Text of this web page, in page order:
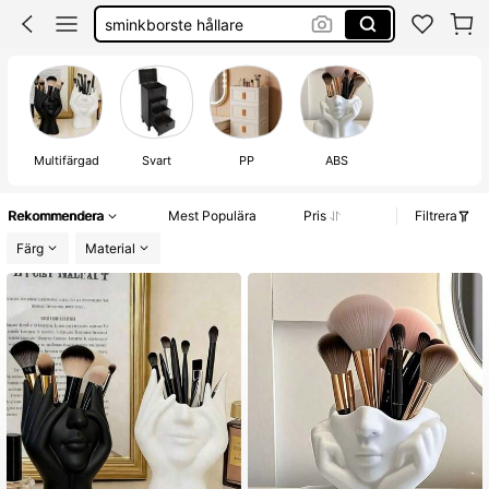
sminkbord
smink förvaring
Multifärgad Svart PP ABS
Rekommendera Mest Populära Pris
Filtrera
Färg
Material